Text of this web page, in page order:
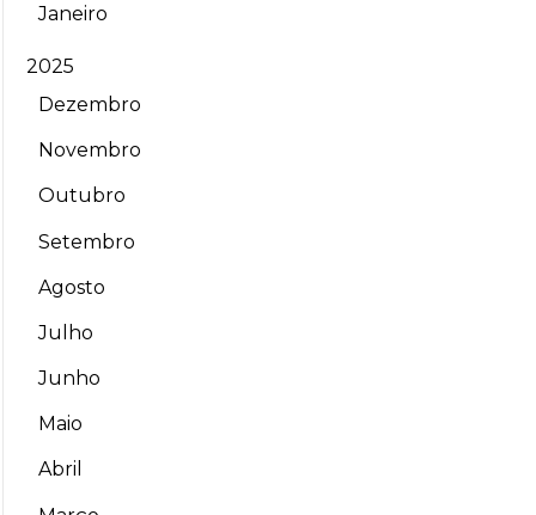
Janeiro
2025
Dezembro
Novembro
Outubro
Setembro
Agosto
Julho
Junho
Maio
Abril